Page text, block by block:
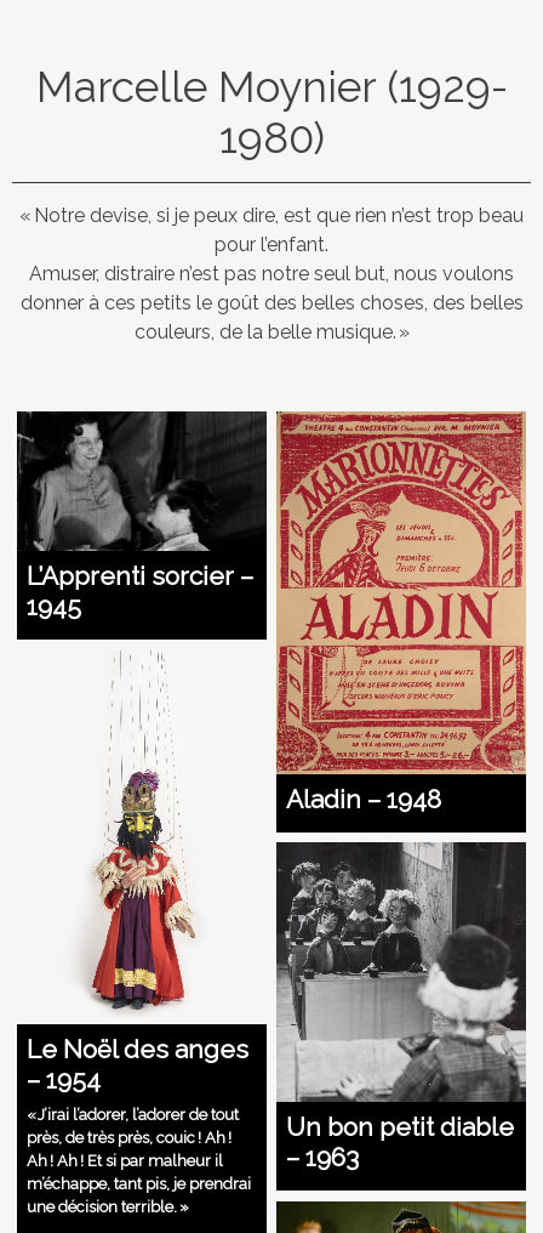
Marcelle Moynier (1929-
1980)
« Notre devise, si je peux dire, est que rien n’est trop beau
pour l’enfant.
Amuser, distraire n’est pas notre seul but, nous voulons
donner à ces petits le goût des belles choses, des belles
couleurs, de la belle musique. »
L’Apprenti sorcier –
1945
Aladin – 1948
Le Noël des anges
– 1954
« J’irai l’adorer, l’adorer de tout
près, de très près, couic ! Ah !
Ah ! Ah ! Et si par malheur il
m’échappe, tant pis, je prendrai
une décision terrible. »
Un bon petit diable
– 1963